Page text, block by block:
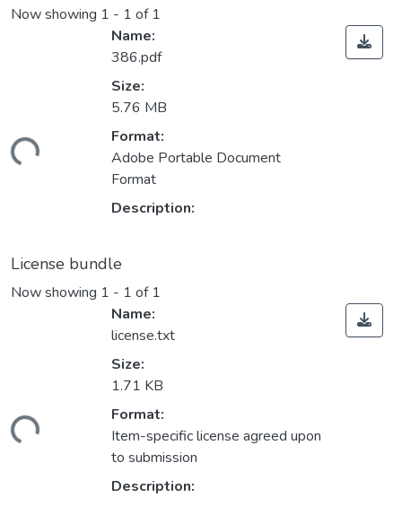
Now showing 1 - 1 of 1
Name:
386.pdf
Size:
5.76 MB
Format:
Adobe Portable Document
Format
Description:
License bundle
Now showing 1 - 1 of 1
Name:
license.txt
Size:
1.71 KB
Format:
Item-specific license agreed upon
to submission
Description: